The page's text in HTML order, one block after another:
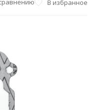
В избранное